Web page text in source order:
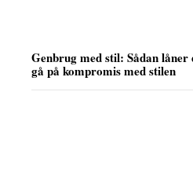
Genbrug med stil: Sådan
gå på kompromis med stilen